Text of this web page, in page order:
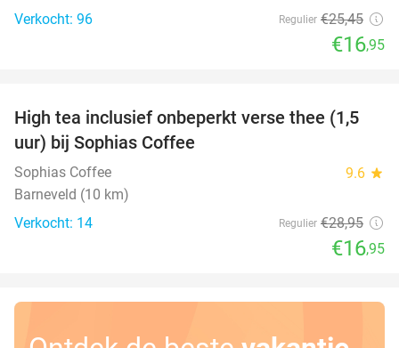
Verkocht: 96
Regulier €25,45
€16,95
41%
High tea inclusief onbeperkt verse thee (1,5
uur) bij Sophias Coffee
Sophias Coffee 9.6 star
Barneveld (10 km)
Verkocht: 14
Regulier €28,95
€16,95